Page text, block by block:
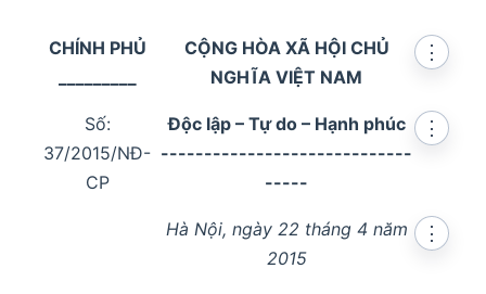
CHÍNH PHỦ
Số:
37/2015/NĐ-
CP
CỘNG HÒA XÃ HỘI CHỦ
NGHĨA VIỆT NAM
⋮
Độc lập – Tự do – Hạnh phúc
-----------------------------
-----
⋮
Hà Nội, ngày 22 tháng 4 năm
2015
⋮